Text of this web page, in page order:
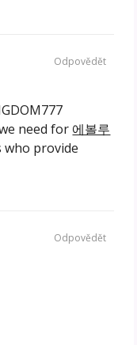
need for 에볼루
provide
Odpovědět
Odpovědět